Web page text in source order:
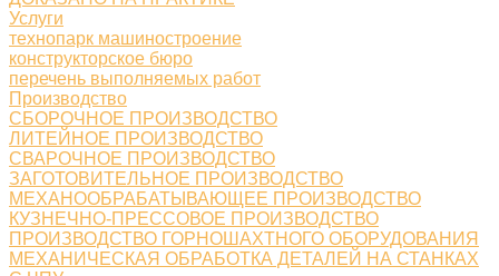
Услуги
технопарк машиностроение
конструкторское бюро
перечень выполняемых работ
Производство
СБОРОЧНОЕ ПРОИЗВОДСТВО
ЛИТЕЙНОЕ ПРОИЗВОДСТВО
СВАРОЧНОЕ ПРОИЗВОДСТВО
ЗАГОТОВИТЕЛЬНОЕ ПРОИЗВОДСТВО
МЕХАНООБРАБАТЫВАЮЩЕЕ ПРОИЗВОДСТВО
КУЗНЕЧНО-ПРЕССОВОЕ ПРОИЗВОДСТВО
ПРОИЗВОДСТВО ГОРНОШАХТНОГО ОБОРУДОВАНИЯ
МЕХАНИЧЕСКАЯ ОБРАБОТКА ДЕТАЛЕЙ НА СТАНКАХ